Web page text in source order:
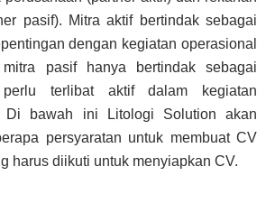
pasif). Mitra aktif bertindak sebagai
dengan kegiatan operasional
pasif hanya bertindak sebagai
terlibat aktif dalam kegiatan
Di bawah ini Litologi Solution akan
persyaratan untuk membuat CV
harus diikuti untuk menyiapkan CV.